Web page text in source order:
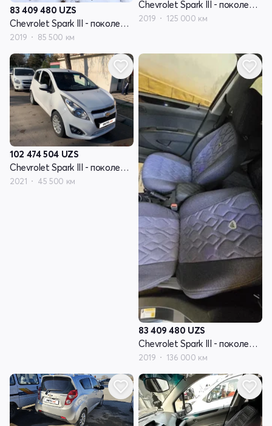
83 409 480 UZS
Chevrolet Spark III - поколение
2019 85 500 км
Chevrolet Spark III - поколение
2019 125 000 км
102 474 504 UZS
Chevrolet Spark III - поколение
2021 45 500 км
83 409 480 UZS
Chevrolet Spark III - поколение
2019 136 000 км